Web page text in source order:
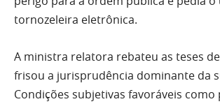
tornozeleira eletrônica.
A ministra relatora rebateu as teses
frisou a jurisprudência dominante da
Condições subjetivas favoráveis